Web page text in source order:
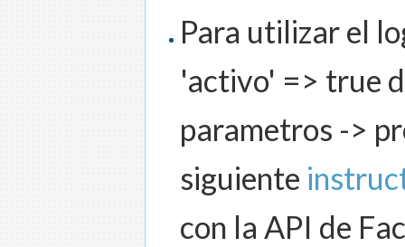
Para utilizar el
'activo' => true
parametros ->
siguiente
con la API de